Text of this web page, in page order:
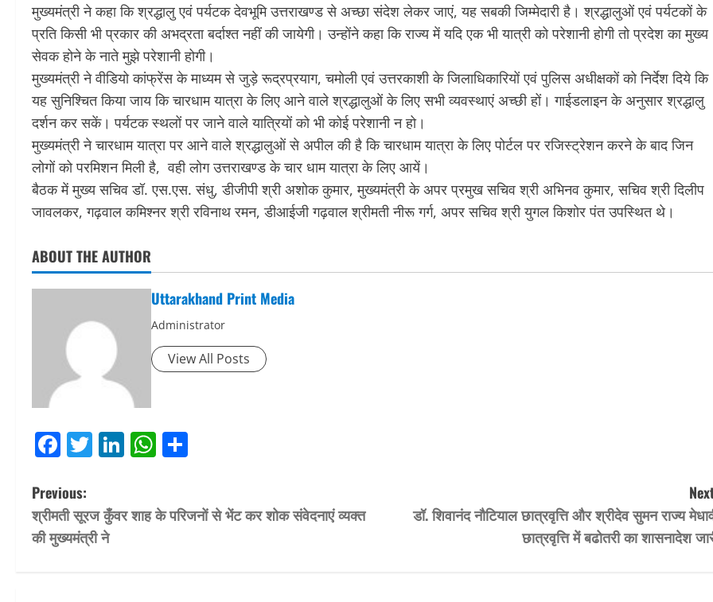
मुख्यमंत्री ने कहा कि श्रद्धालु एवं पर्यटक देवभूमि उत्तराखण्ड से अच्छा संदेश लेकर जाएं, यह सबकी जिम्मेदारी है। श्रद्धालुओं एवं पर्यटकों के
प्रति किसी भी प्रकार की अभद्रता बर्दाश्त नहीं की जायेगी। उन्होंने कहा कि राज्य में यदि एक भी यात्री को परेशानी होगी तो प्रदेश का मुख्य
सेवक होने के नाते मुझे परेशानी होगी।
मुख्यमंत्री ने वीडियो कांफ्रेंस के माध्यम से जुड़े रूद्रप्रयाग, चमोली एवं उत्तरकाशी के जिलाधिकारियों एवं पुलिस अधीक्षकों को निर्देश दिये कि
यह सुनिश्चित किया जाय कि चारधाम यात्रा के लिए आने वाले श्रद्धालुओं के लिए सभी व्यवस्थाएं अच्छी हों। गाईडलाइन के अनुसार श्रद्धालु
दर्शन कर सकें। पर्यटक स्थलों पर जाने वाले यात्रियों को भी कोई परेशानी न हो।
मुख्यमंत्री ने चारधाम यात्रा पर आने वाले श्रद्धालुओं से अपील की है कि चारधाम यात्रा के लिए पोर्टल पर रजिस्ट्रेशन करने के बाद जिन
लोगों को परमिशन मिली है, वही लोग उत्तराखण्ड के चार धाम यात्रा के लिए आयें।
बैठक में मुख्य सचिव डॉ. एस.एस. संधु, डीजीपी श्री अशोक कुमार, मुख्यमंत्री के अपर प्रमुख सचिव श्री अभिनव कुमार, सचिव श्री दिलीप
जावलकर, गढ़वाल कमिश्नर श्री रविनाथ रमन, डीआईजी गढ़वाल श्रीमती नीरू गर्ग, अपर सचिव श्री युगल किशोर पंत उपस्थित थे।
ABOUT THE AUTHOR
Uttarakhand Print Media
Administrator
View All Posts
Facebook
Twitter
LinkedIn
WhatsApp
P
o
Previous:
श्रीमती सूरज कुँवर शाह के परिजनों से भेंट कर शोक संवेदनाएं व्यक्त
की मुख्यमंत्री ने
डॉ. शिवानंद नौटियाल छात्रवृत्ति और श्रीदेव सुमन राज्य
छात्रवृत्ति में बढोतरी का शासनादेश